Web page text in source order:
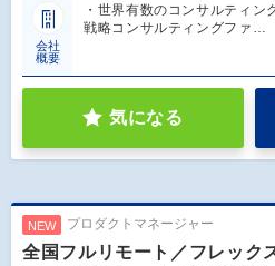
会社
概要
・世界有数のコンサルティ
戦略コンサルティングファ…
気になる
NEW プロダクトマネージャー
全国フルリモート／フレック